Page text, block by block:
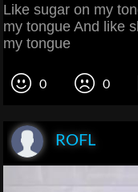
Like sugar on my
my tongue And like
my tongue
0 0
ROFL